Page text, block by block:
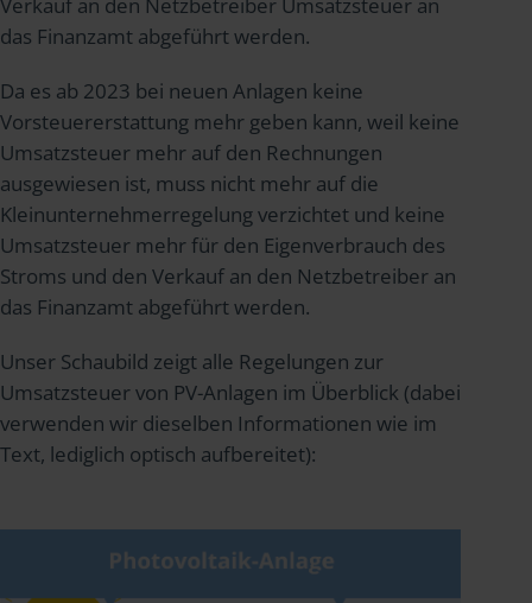
das Finanzamt abgeführt werden.
Da es ab 2023 bei neuen Anlagen keine
Vorsteuererstattung mehr geben kann, weil keine
Umsatzsteuer mehr auf den Rechnungen
ausgewiesen ist, muss nicht mehr auf die
Kleinunternehmerregelung verzichtet und keine
Umsatzsteuer mehr für den Eigenverbrauch des
Stroms und den Verkauf an den Netzbetreiber an
das Finanzamt abgeführt werden.
Unser Schaubild zeigt alle Regelungen zur
Umsatzsteuer von PV-Anlagen im Überblick (dabei
verwenden wir dieselben Informationen wie im
Text, lediglich optisch aufbereitet):